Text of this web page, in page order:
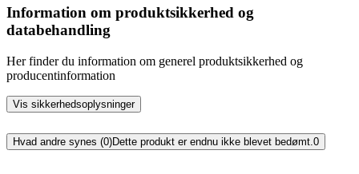
Information om produktsikkerhed og
databehandling
Her finder du information om generel produktsikkerhed og
producentinformation
Vis sikkerhedsoplysninger
Hvad andre synes (0)Dette produkt er endnu ikke blevet bedømt. 0